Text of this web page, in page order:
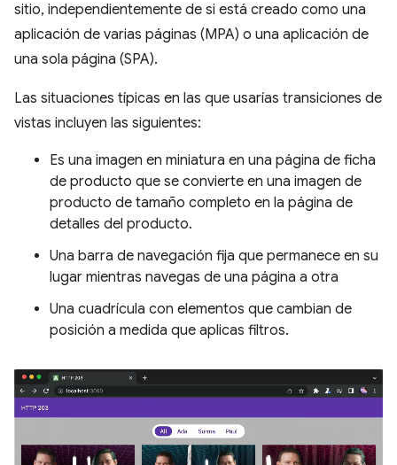
sitio, independientemente de si está creado como una
aplicación de varias páginas (MPA) o una aplicación de
una sola página (SPA).
Las situaciones típicas en las que usarías transiciones de
vistas incluyen las siguientes:
Es una imagen en miniatura en una página de ficha
de producto que se convierte en una imagen de
producto de tamaño completo en la página de
detalles del producto.
Una barra de navegación fija que permanece en su
lugar mientras navegas de una página a otra
Una cuadrícula con elementos que cambian de
posición a medida que aplicas filtros.